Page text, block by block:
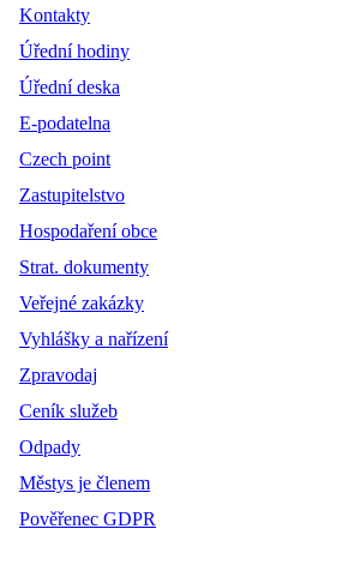
Kontakty
Úřední hodiny
Úřední deska
E-podatelna
Czech point
Zastupitelstvo
Hospodaření obce
Strat. dokumenty
Veřejné zakázky
Vyhlášky a nařízení
Zpravodaj
Ceník služeb
Odpady
Městys je členem
Pověřenec GDPR